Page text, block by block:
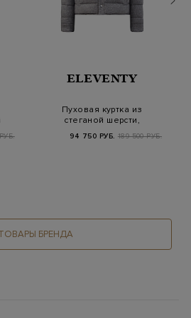
ELEVENTY
Пуховая куртка из
стеганой шерсти,
94 750 РУБ. 189 500 РУБ.
БРЕНДА